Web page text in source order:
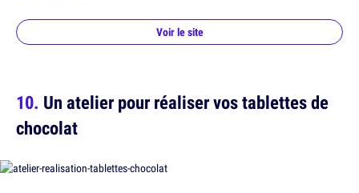
Voir le site
Un atelier pour réaliser vos tablettes de
chocolat